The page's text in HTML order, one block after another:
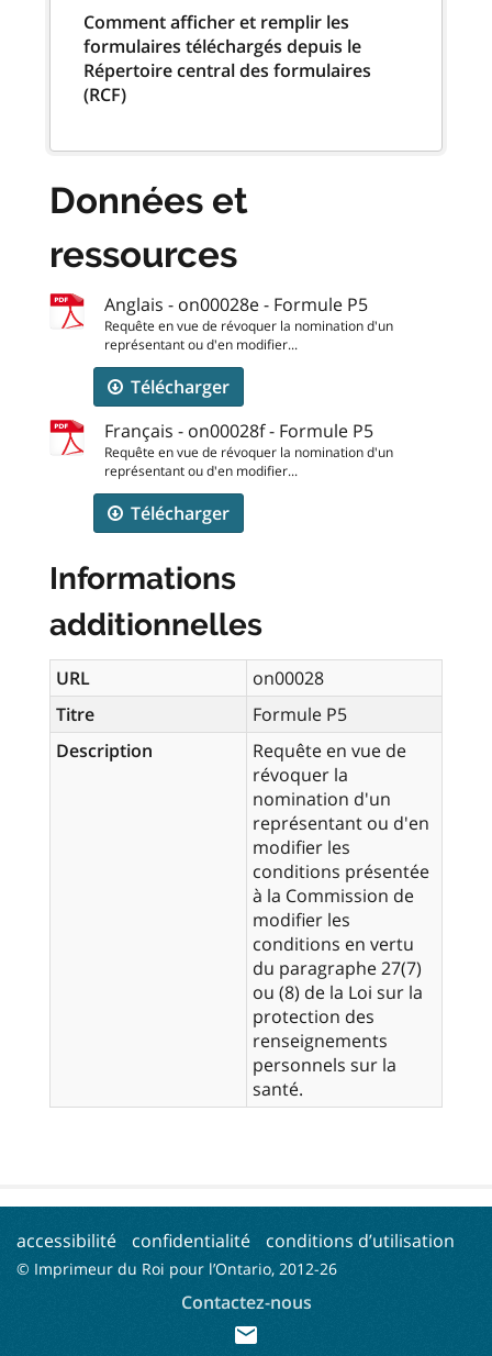
Comment afficher et remplir les
formulaires téléchargés depuis le
Répertoire central des formulaires
(RCF)
Données et
ressources
Anglais - on00028e - Formule P5
Requête en vue de révoquer la nomination d'un
représentant ou d'en modifier...
Télécharger
Français - on00028f - Formule P5
Requête en vue de révoquer la nomination d'un
représentant ou d'en modifier...
Télécharger
Informations
additionnelles
URL
on00028
Titre
Formule P5
Description
Requête en vue de
révoquer la
nomination d'un
représentant ou d'en
modifier les
conditions présentée
à la Commission de
modifier les
conditions en vertu
du paragraphe 27(7)
ou (8) de la Loi sur la
protection des
renseignements
personnels sur la
santé.
accessibilité confidentialité conditions d’utilisation
© Imprimeur du Roi pour l’Ontario, 2012-26
Contactez-nous
mail